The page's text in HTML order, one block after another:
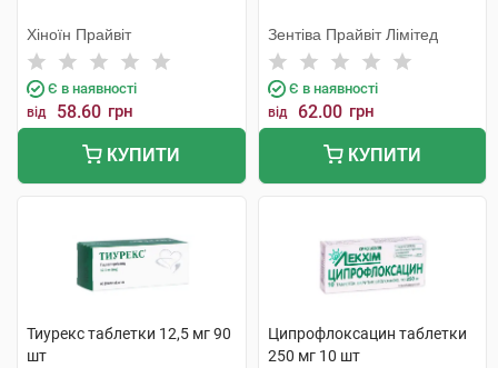
Хіноїн Прайвіт
Є в наявності
від 58.60 грн
КУПИТИ
Зентіва Прайвіт Лімітед
Є в наявності
від 62.00 грн
КУПИТИ
Тиурекс таблетки 12,5 мг 90
шт
Ципрофлоксацин таблетки
250 мг 10 шт